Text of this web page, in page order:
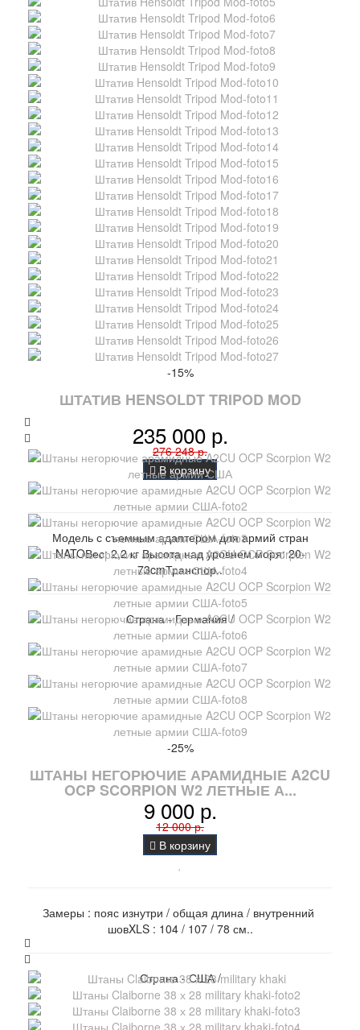
-15%
ШТАТИВ HENSOLDT TRIPOD MOD
235 000 р.
276 248 р.
В корзину
Модель с съемным адаптером для армий стран
NATOВес: 2,2 кг Высота над уровнем моря: 20-
73cmТранспор..
Страна - Германия /
-25%
ШТАНЫ НЕГОРЮЧИЕ АРАМИДНЫЕ A2CU
OCP SCORPION W2 ЛЕТНЫЕ А...
9 000 р.
12 000 р.
В корзину
Замеры : пояс изнутри / общая длина / внутренний
шовXLS : 104 / 107 / 78 см..
Страна - США /